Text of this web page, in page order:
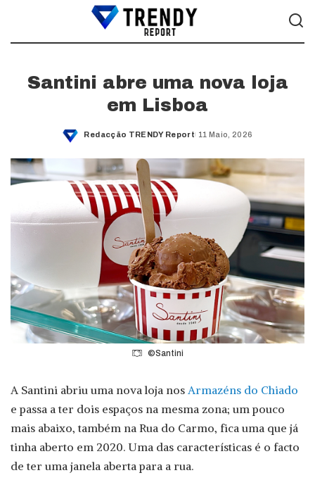
Santini abre uma nova loja
em Lisboa
Posted
Redacção TRENDY Report 11 Maio, 2026
©Santini
A Santini abriu uma nova loja nos Armazéns do Chiado
e passa a ter dois espaços na mesma zona; um pouco
mais abaixo, também na Rua do Carmo, fica uma que já
tinha aberto em 2020. Uma das características é o facto
de ter uma janela aberta para a rua.